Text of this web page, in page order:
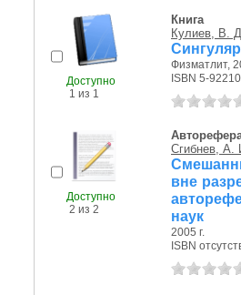
Доступно
1 из 1
Книга
Кулиев, В.
Физматлит,
ISBN 5-
Доступно
2 из 2
Сгибнев, А.
вне
наук
2005 г.
ISBN